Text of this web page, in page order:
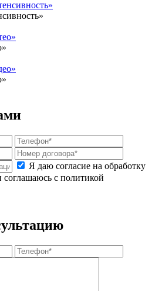
Я даю согласие на обработку
с политикой